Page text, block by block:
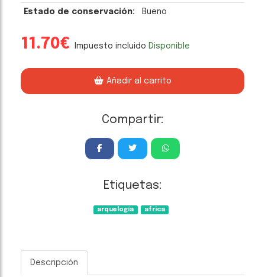
Estado de conservación: Bueno
11.70€ Impuesto incluido Disponible
Añadir al carrito
Compartir:
Etiquetas:
arquelogía africa
Descripción